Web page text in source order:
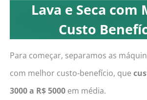
Lava e Seca com
Custo
Para começar, separamos as
com melhor custo-benefício, que
3000 a R$ 5000 em média.